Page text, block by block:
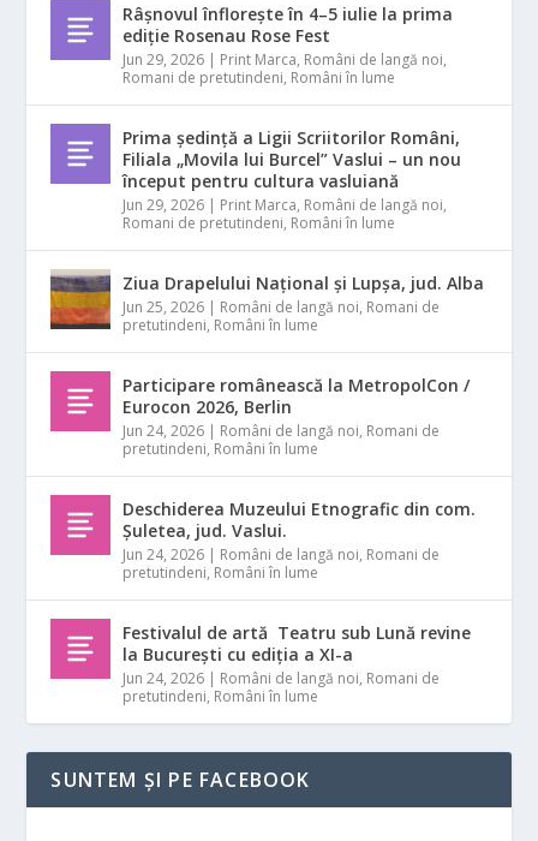
Râșnovul înflorește în 4–5 iulie la prima
ediție Rosenau Rose Fest
Jun 29, 2026 | Print Marca, Români de langă noi,
Romani de pretutindeni, Români în lume
Prima ședință a Ligii Scriitorilor Români,
Filiala „Movila lui Burcel” Vaslui – un nou
început pentru cultura vasluiană
Jun 29, 2026 | Print Marca, Români de langă noi,
Romani de pretutindeni, Români în lume
Ziua Drapelului Național și Lupșa, jud. Alba
Jun 25, 2026 | Români de langă noi, Romani de
pretutindeni, Români în lume
Participare românească la MetropolCon /
Eurocon 2026, Berlin
Jun 24, 2026 | Români de langă noi, Romani de
pretutindeni, Români în lume
Deschiderea Muzeului Etnografic din com.
Șuletea, jud. Vaslui.
Jun 24, 2026 | Români de langă noi, Romani de
pretutindeni, Români în lume
Festivalul de artă Teatru sub Lună revine
la București cu ediția a XI-a
Jun 24, 2026 | Români de langă noi, Romani de
pretutindeni, Români în lume
SUNTEM ȘI PE FACEBOOK